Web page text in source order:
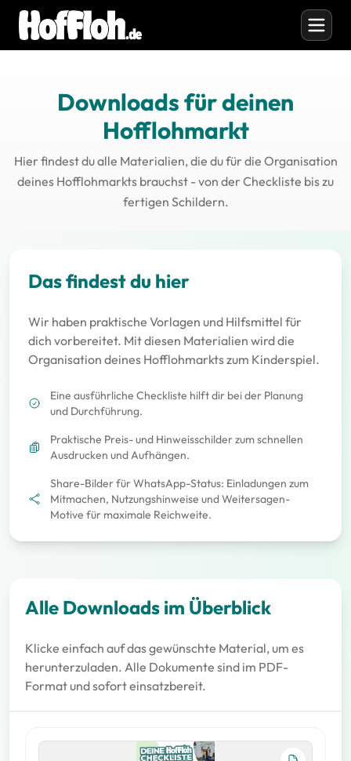
Downloads für deinen
Hofflohmarkt
Hier findest du alle Materialien, die du für die Organisation
deines Hofflohmarkts brauchst - von der Checkliste bis zu
fertigen Schildern.
Das findest du hier
Wir haben praktische Vorlagen und Hilfsmittel für
dich vorbereitet. Mit diesen Materialien wird die
Organisation deines Hofflohmarkts zum Kinderspiel.
Eine ausführliche Checkliste hilft dir bei der Planung
und Durchführung.
Praktische Preis- und Hinweisschilder zum schnellen
Ausdrucken und Aufhängen.
Share-Bilder für WhatsApp-Status: Einladungen zum
Mitmachen, Nutzungshinweise und Weitersagen-
Motive für maximale Reichweite.
Alle Downloads im Überblick
Klicke einfach auf das gewünschte Material, um es
herunterzuladen. Alle Dokumente sind im PDF-
Format und sofort einsatzbereit.